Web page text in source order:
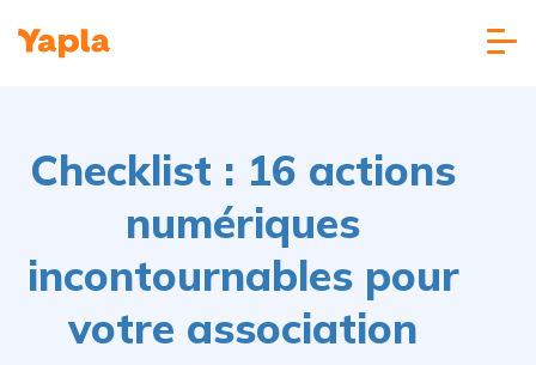
Checklist : 16 actions
numériques
incontournables pour
votre association